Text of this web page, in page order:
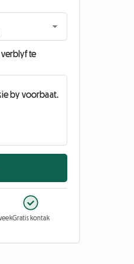
verblyf te
Gratis kontak